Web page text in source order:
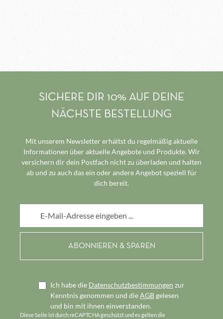
SICHERE DIR 10% AUF DEINE
NÄCHSTE BESTELLUNG
Mit unserem Newsletter erhältst du regelmäßig aktuelle
Informationen über aktuelle Angebote und Produkte. Wir
versichern dir dein Postfach nicht zu überladen und halten
ab und zu auch das ein oder andere Angebot speziell für
dich bereit.
Ich habe die Datenschutzbestimmungen zur
Kenntnis genommen und dieAGBgelesen
und bin mit ihnen einverstanden.
Diese Seite ist durch reCAPTCHA geschützt und es gelten die